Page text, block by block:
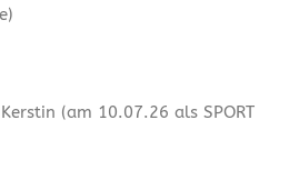
(am 10.07.26 als SPORT